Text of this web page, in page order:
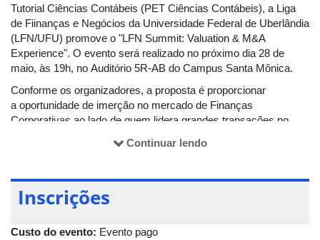
Tutorial Ciências Contábeis (PET Ciências Contábeis), a Liga
de Fiinanças e Negócios da Universidade Federal de Uberlândia
(LFN/UFU) promove o "LFN Summit: Valuation & M&A
Experience". O evento será realizado no próximo dia 28 de
maio, às 19h, no Auditório 5R-AB do Campus Santa Mônica.
Conforme os organizadores, a proposta é proporcionar
a oportunidade de imerção no mercado de Finanças
Corporativas ao lado de quem lidera grandes transações no
como a venda da Algar Agro para a ADM) e
Valuation pelo Insper) abrem os bastidores de modelagens
financeiras e a dinâmica real de fusões e aquisições.
poderão participar de umcoffee break
Continuar lendo
Inscrições
Custo do evento: Evento pago